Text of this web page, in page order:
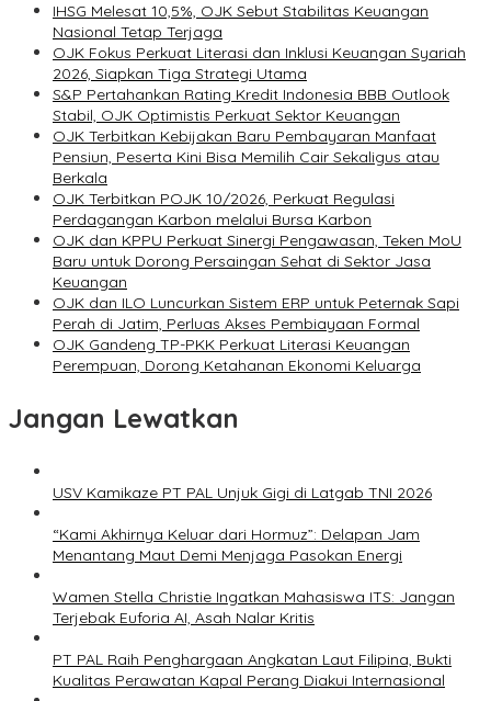
IHSG Melesat 10,5%, OJK Sebut Stabilitas Keuangan
Nasional Tetap Terjaga
OJK Fokus Perkuat Literasi dan Inklusi Keuangan Syariah
2026, Siapkan Tiga Strategi Utama
S&P Pertahankan Rating Kredit Indonesia BBB Outlook
Stabil, OJK Optimistis Perkuat Sektor Keuangan
OJK Terbitkan Kebijakan Baru Pembayaran Manfaat
Pensiun, Peserta Kini Bisa Memilih Cair Sekaligus atau
Berkala
OJK Terbitkan POJK 10/2026, Perkuat Regulasi
Perdagangan Karbon melalui Bursa Karbon
OJK dan KPPU Perkuat Sinergi Pengawasan, Teken MoU
Baru untuk Dorong Persaingan Sehat di Sektor Jasa
Keuangan
OJK dan ILO Luncurkan Sistem ERP untuk Peternak Sapi
Perah di Jatim, Perluas Akses Pembiayaan Formal
OJK Gandeng TP-PKK Perkuat Literasi Keuangan
Perempuan, Dorong Ketahanan Ekonomi Keluarga
Jangan Lewatkan
USV Kamikaze PT PAL Unjuk Gigi di Latgab TNI 2026
“Kami Akhirnya Keluar dari Hormuz”: Delapan Jam
Menantang Maut Demi Menjaga Pasokan Energi
Wamen Stella Christie Ingatkan Mahasiswa ITS: Jangan
Terjebak Euforia AI, Asah Nalar Kritis
PT PAL Raih Penghargaan Angkatan Laut Filipina, Bukti
Kualitas Perawatan Kapal Perang Diakui Internasional